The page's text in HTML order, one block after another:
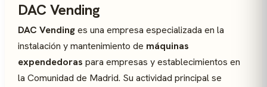
DAC Vending
DAC Vendinges una empresa especializada en la
instalación y mantenimiento de máquinas
expendedoras para empresas y establecimientos en
la Comunidad de Madrid. Su actividad principal se